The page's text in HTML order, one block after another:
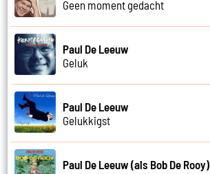
Geen moment gedacht
Paul De Leeuw
Geluk
Paul De Leeuw
Gelukkigst
Paul De Leeuw (als Bob De Rooy)